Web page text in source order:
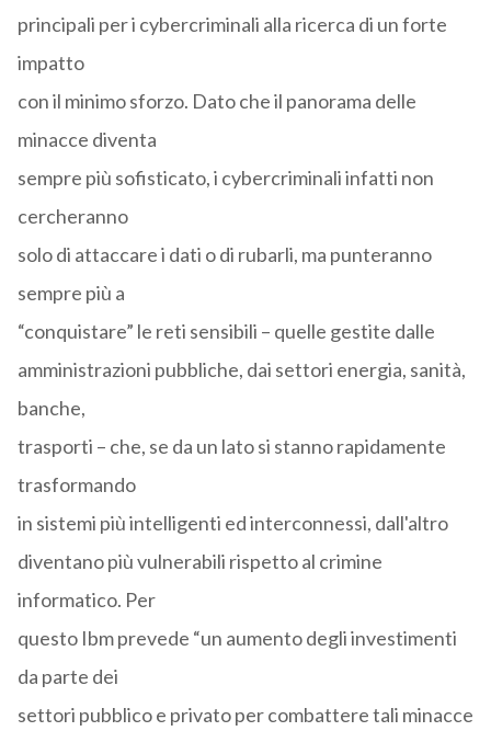
principali per i cybercriminali alla ricerca di un forte
impatto
con il minimo sforzo. Dato che il panorama delle
minacce diventa
sempre più sofisticato, i cybercriminali infatti non
cercheranno
solo di attaccare i dati o di rubarli, ma punteranno
sempre più a
“conquistare” le reti sensibili – quelle gestite dalle
amministrazioni pubbliche, dai settori energia, sanità,
banche,
trasporti – che, se da un lato si stanno rapidamente
trasformando
in sistemi più intelligenti ed interconnessi, dall'altro
diventano più vulnerabili rispetto al crimine
informatico. Per
questo Ibm prevede “un aumento degli investimenti
da parte dei
settori pubblico e privato per combattere tali minacce